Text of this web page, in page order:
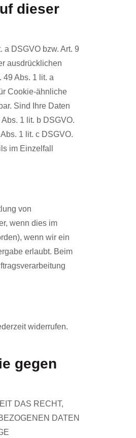
dieser
DSGVO bzw. Art. 9
ausdrücklichen
Abs. 1 lit. a
Cookie-ähnliche
Sind Ihre Daten
1 lit. b DSGVO.
1 lit. c DSGVO.
im Einzelfall
von
wenn dies im
wenn wir ein
erlaubt. Beim
widerrufen.
gegen
DAS RECHT,
DATEN